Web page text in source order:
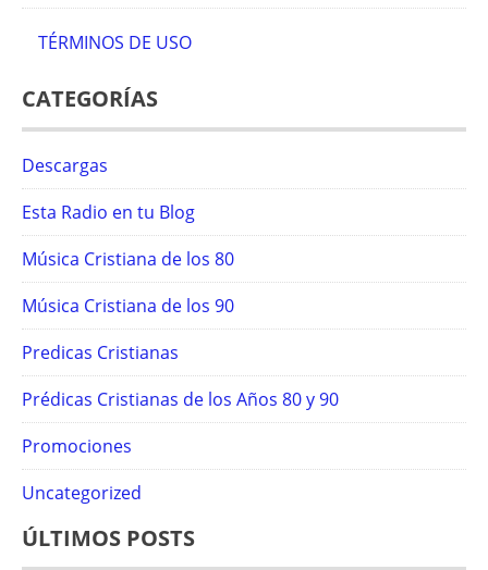
TÉRMINOS DE USO
CATEGORÍAS
Descargas
Esta Radio en tu Blog
Música Cristiana de los 80
Música Cristiana de los 90
Predicas Cristianas
Prédicas Cristianas de los Años 80 y 90
Promociones
Uncategorized
ÚLTIMOS POSTS